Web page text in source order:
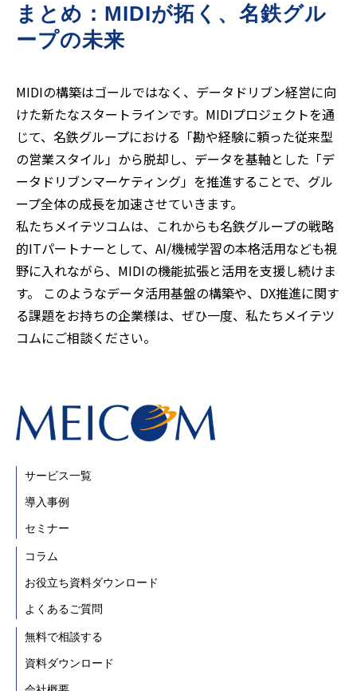
まとめ：MIDIが拓く、名鉄グル
ープの未来
MIDIの構築はゴールではなく、データドリブン経営に向
けた新たなスタートラインです。MIDIプロジェクトを通
じて、名鉄グループにおける「勘や経験に頼った従来型
の営業スタイル」から脱却し、データを基軸とした「デ
ータドリブンマーケティング」を推進することで、グル
ープ全体の成長を加速させていきます。
私たちメイテツコムは、これからも名鉄グループの戦略
的ITパートナーとして、AI/機械学習の本格活用なども視
野に入れながら、MIDIの機能拡張と活用を支援し続けま
す。 このようなデータ活用基盤の構築や、DX推進に関す
る課題をお持ちの企業様は、ぜひ一度、私たちメイテツ
コムにご相談ください。
サービス一覧
導入事例
セミナー
コラム
お役立ち資料ダウンロード
よくあるご質問
無料で相談する
資料ダウンロード